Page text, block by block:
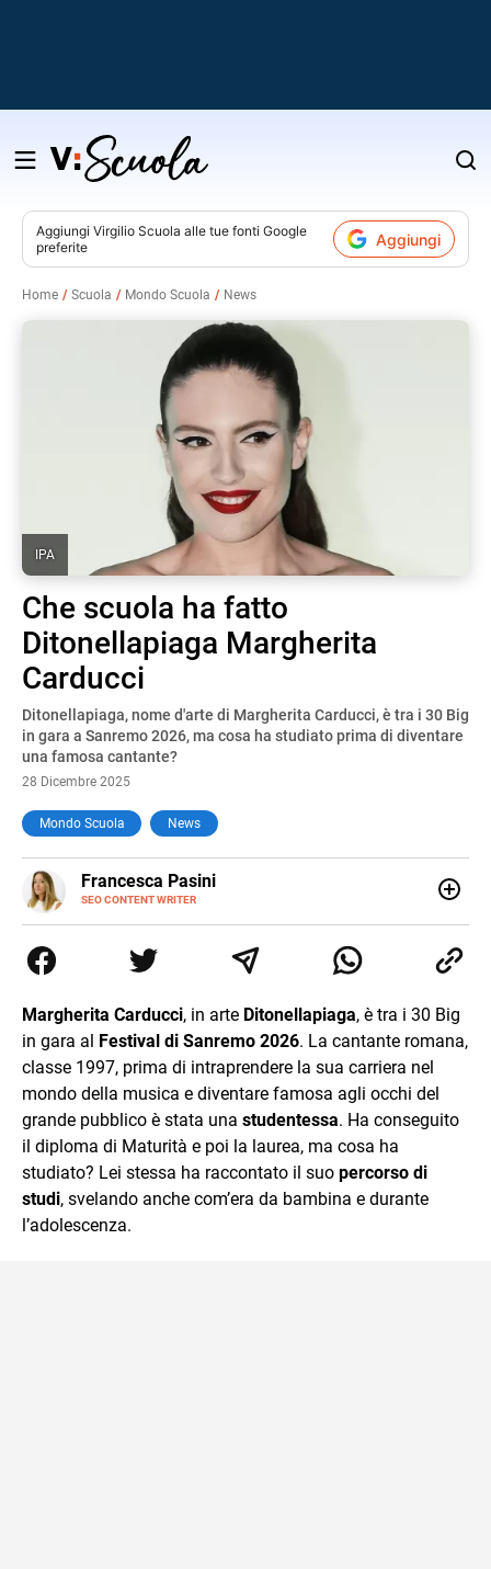
Salta
contenuto
Aggiungi Virgilio Scuola alle tue fonti Google
preferite
Aggiungi
Home Scuola Mondo Scuola News
IPA
Che scuola ha fatto
Ditonellapiaga Margherita
Carducci
Ditonellapiaga, nome d'arte di Margherita Carducci, è tra i 30 Big
in gara a Sanremo 2026, ma cosa ha studiato prima di diventare
una famosa cantante?
28 Dicembre 2025
Mondo Scuola News
Francesca Pasini
SEO CONTENT WRITER
E-
MAIL
le diverse sfumature dell'informazione e quelle storie di
vita che parlano di luoghi, viaggi unici, cultura e lifestyle,
Margherita Carducci, in arte Ditonellapiaga, è tra i 30 Big
in gara al Festival di Sanremo 2026. La cantante romana,
classe 1997, prima di intraprendere la sua carriera nel
mondo della musica e diventare famosa agli occhi del
grande pubblico è stata una studentessa. Ha conseguito
il diploma di Maturità e poi la laurea, ma cosa ha
studiato? Lei stessa ha raccontato il suo percorso di
studi, svelando anche com’era da bambina e durante
l’adolescenza.